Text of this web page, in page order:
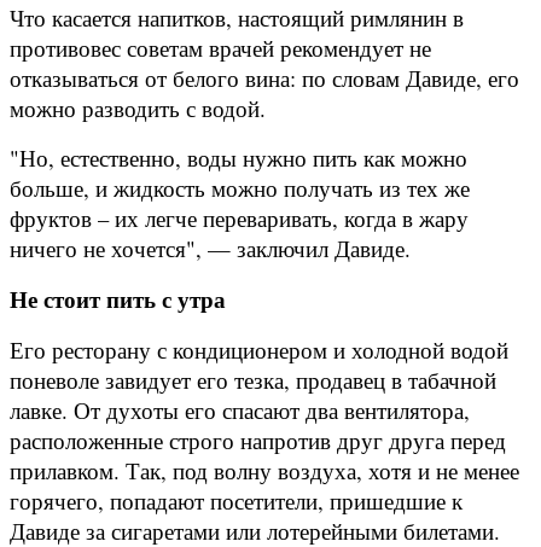
Что касается напитков, настоящий римлянин в
противовес советам врачей рекомендует не
отказываться от белого вина: по словам Давиде, его
можно разводить с водой.
"Но, естественно, воды нужно пить как можно
больше, и жидкость можно получать из тех же
фруктов – их легче переваривать, когда в жару
ничего не хочется", — заключил Давиде.
Не стоит пить с утра
Его ресторану с кондиционером и холодной водой
поневоле завидует его тезка, продавец в табачной
лавке. От духоты его спасают два вентилятора,
расположенные строго напротив друг друга перед
прилавком. Так, под волну воздуха, хотя и не менее
горячего, попадают посетители, пришедшие к
Давиде за сигаретами или лотерейными билетами.